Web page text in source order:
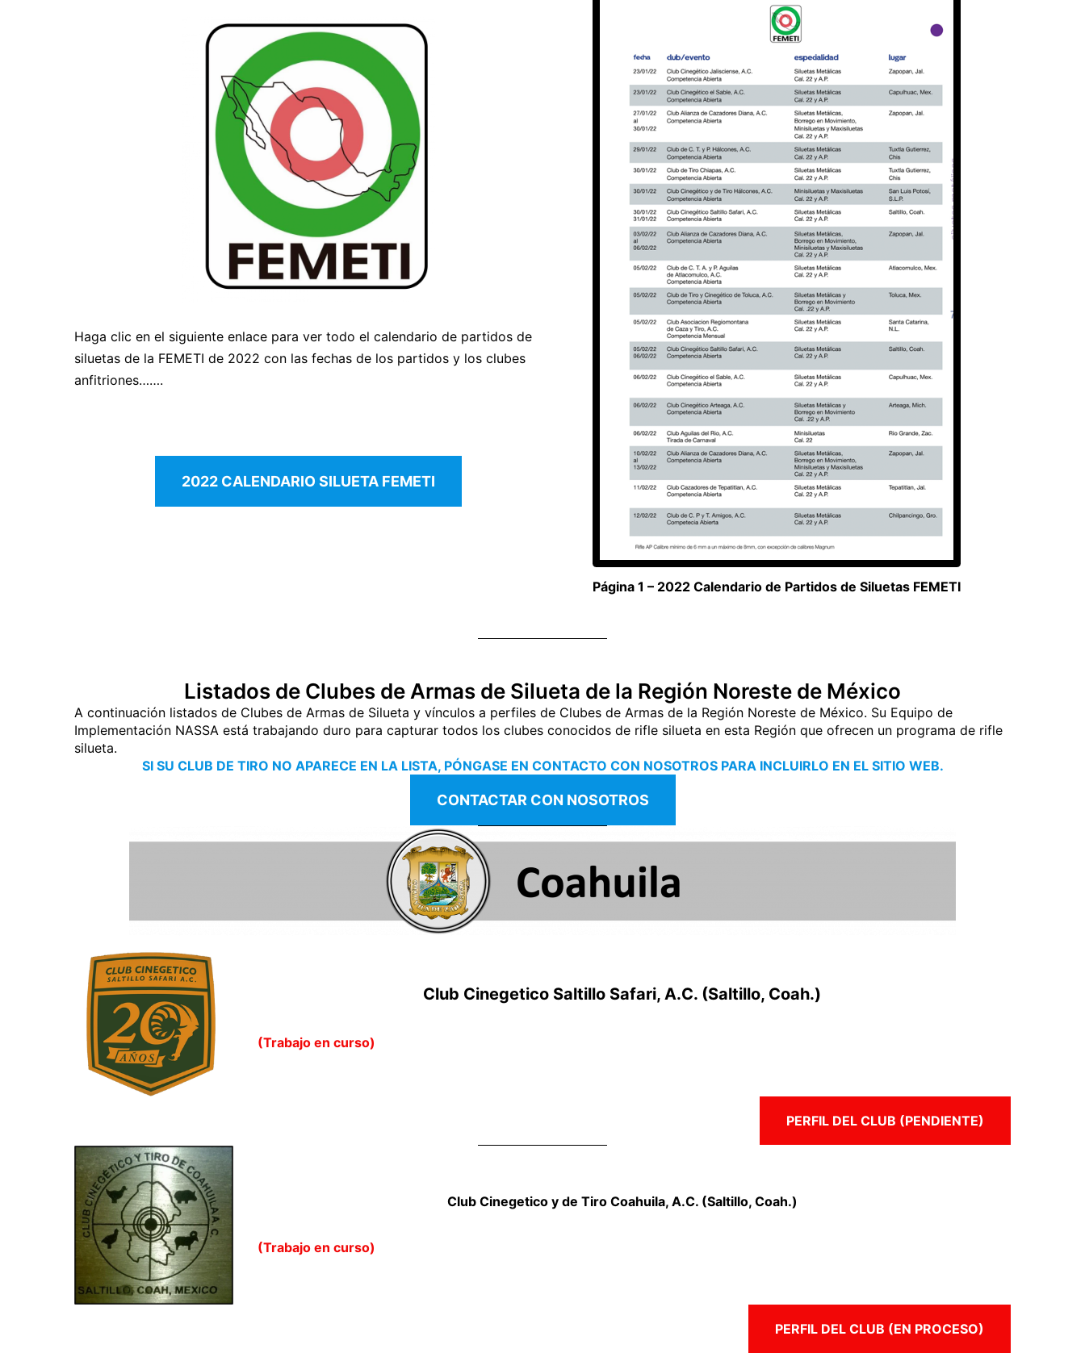
Haga clic en el siguiente enlace para ver todo el calendario de partidos de
siluetas de la FEMETI de 2022 con las fechas de los partidos y los clubes
anfitriones…….
2022 CALENDARIO SILUETA FEMETI
Página 1 – 2022 Calendario de Partidos de Siluetas FEMETI
Listados de Clubes de Armas de Silueta de la Región Noreste de México
A continuación listados de Clubes de Armas de Silueta y vínculos a perfiles de Clubes de Armas de la Región Noreste de México. Su Equipo de
Implementación NASSA está trabajando duro para capturar todos los clubes conocidos de rifle silueta en esta Región que ofrecen un programa de rifle
silueta.
SI SU CLUB DE TIRO NO APARECE EN LA LISTA, PÓNGASE EN CONTACTO CON NOSOTROS PARA INCLUIRLO EN EL SITIO WEB.
CONTACTAR CON NOSOTROS
Club Cinegetico Saltillo Safari, A.C. (Saltillo, Coah.)
(Trabajo en curso)
PERFIL DEL CLUB (PENDIENTE)
Club Cinegetico y de Tiro Coahuila, A.C. (Saltillo, Coah.)
(Trabajo en curso)
PERFIL DEL CLUB (EN PROCESO)